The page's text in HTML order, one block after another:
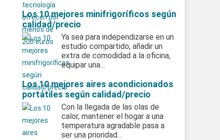
Los 10 mejores minifrigoríficos según
calidad/precio
Ya sea para independizarse en un
estudio compartido, añadir un
extra de comodidad a la oficina,
equipar una…
Los 10 mejores aires acondicionados
portátiles según calidad/precio
Con la llegada de las olas de
calor, mantener el hogar a una
temperatura agradable pasa a
ser una prioridad…